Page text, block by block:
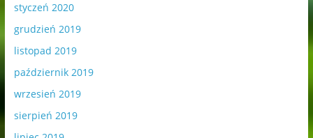
styczeń 2020
grudzień 2019
listopad 2019
październik 2019
wrzesień 2019
sierpień 2019